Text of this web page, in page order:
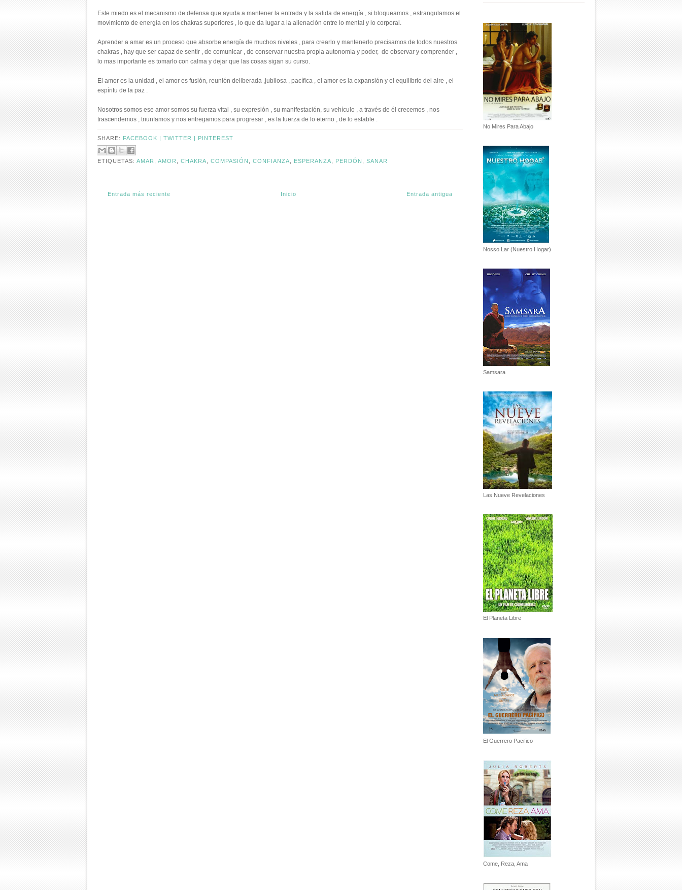
Este miedo es el mecanismo de defensa que ayuda a mantener la entrada y la salida de energía , si bloqueamos , estrangulamos el
movimiento de energía en los chakras superiores , lo que da lugar a la alienación entre lo mental y lo corporal.
Aprender a amar es un proceso que absorbe energía de muchos niveles , para crearlo y mantenerlo precisamos de todos nuestros
chakras , hay que ser capaz de sentir , de comunicar , de conservar nuestra propia autonomía y poder, de observar y comprender ,
lo mas importante es tomarlo con calma y dejar que las cosas sigan su curso.
El amor es la unidad , el amor es fusión, reunión deliberada ,jubilosa , pacífica , el amor es la expansión y el equilibrio del aire , el
espíritu de la paz .
Nosotros somos ese amor somos su fuerza vital , su expresión , su manifestación, su vehículo , a través de él crecemos , nos
trascendemos , triunfamos y nos entregamos para progresar , es la fuerza de lo eterno , de lo estable .
SHARE: FACEBOOK | TWITTER | PINTEREST
ETIQUETAS: AMAR AMOR CHAKRA COMPASIÓN CONFIANZA ESPERANZA PERDÓN SANAR
Entrada más reciente Entrada antigua
Inicio
No Mires Para Abajo
Nosso Lar (Nuestro Hogar)
Samsara
Las Nueve Revelaciones
El Planeta Libre
El Guerrero Pacifico
Come, Reza, Ama